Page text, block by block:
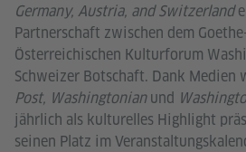
Germany, Austria, and Switzerland
Partnerschaft zwischen dem
Österreichischen Kulturforum
Schweizer Botschaft. Dank Medien
Post, Washingtonianund
jährlich als kulturelles Highlight
seinen Platz im